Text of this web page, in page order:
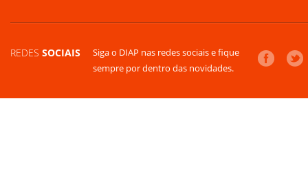
REDES SOCIAIS
Siga o DIAP nas redes sociais e fique
sempre por dentro das novidades.